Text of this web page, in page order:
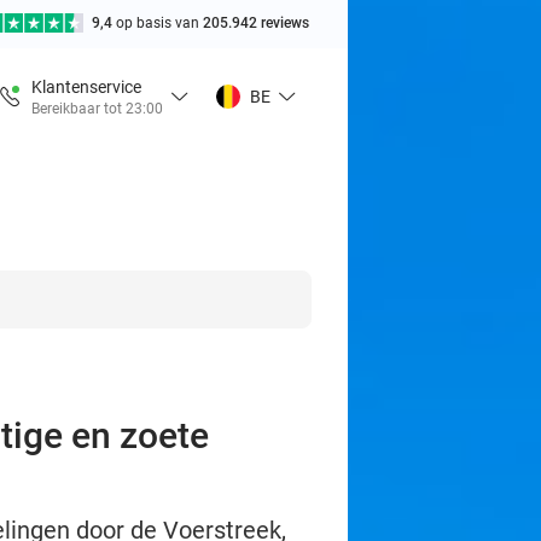
9,4 op basis van 205.942 reviews
Klantenservice
Bereikbaar tot 23:00
BE
en zoete
door de Voerstreek,